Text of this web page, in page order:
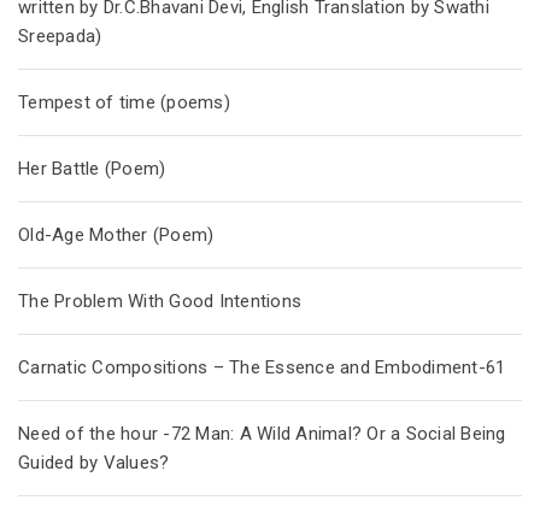
written by Dr.C.Bhavani Devi, English Translation by Swathi
Sreepada)
Tempest of time (poems)
Her Battle (Poem)
Old-Age Mother (Poem)
The Problem With Good Intentions
Carnatic Compositions – The Essence and Embodiment-61
Need of the hour -72 Man: A Wild Animal? Or a Social Being
Guided by Values?